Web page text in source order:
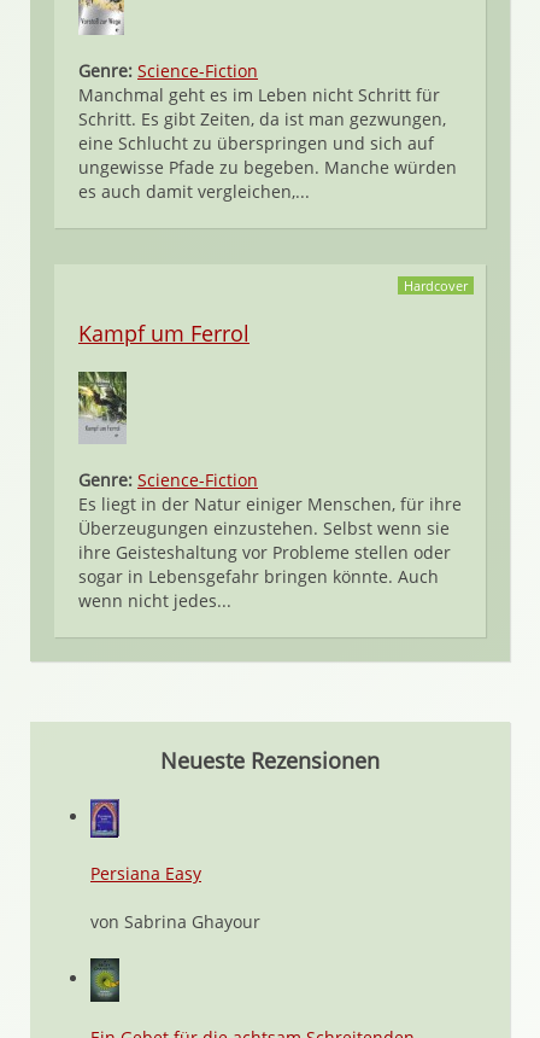
Genre: Science-Fiction
Manchmal geht es im Leben nicht Schritt für
Schritt. Es gibt Zeiten, da ist man gezwungen,
eine Schlucht zu überspringen und sich auf
ungewisse Pfade zu begeben. Manche würden
es auch damit vergleichen,...
Hardcover
Kampf um Ferrol
Genre: Science-Fiction
Es liegt in der Natur einiger Menschen, für ihre
Überzeugungen einzustehen. Selbst wenn sie
ihre Geisteshaltung vor Probleme stellen oder
sogar in Lebensgefahr bringen könnte. Auch
wenn nicht jedes...
Neueste Rezensionen
Persiana Easy
von Sabrina Ghayour